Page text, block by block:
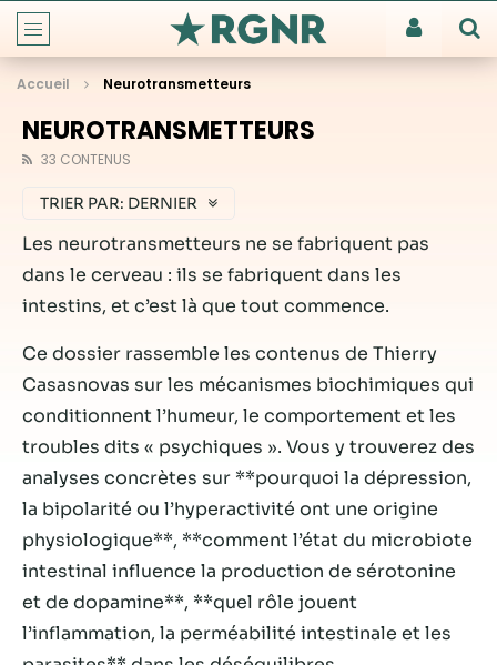
Accueil Neurotransmetteurs
NEUROTRANSMETTEURS
33 CONTENUS
TRIER PAR: DERNIER
Les neurotransmetteurs ne se fabriquent pas
dans le cerveau : ils se fabriquent dans les
intestins, et c’est là que tout commence.
Ce dossier rassemble les contenus de Thierry
Casasnovas sur les mécanismes biochimiques qui
conditionnent l’humeur, le comportement et les
troubles dits « psychiques ». Vous y trouverez des
analyses concrètes sur **pourquoi la dépression,
la bipolarité ou l’hyperactivité ont une origine
physiologique**, **comment l’état du microbiote
intestinal influence la production de sérotonine
et de dopamine**, **quel rôle jouent
l’inflammation, la perméabilité intestinale et les